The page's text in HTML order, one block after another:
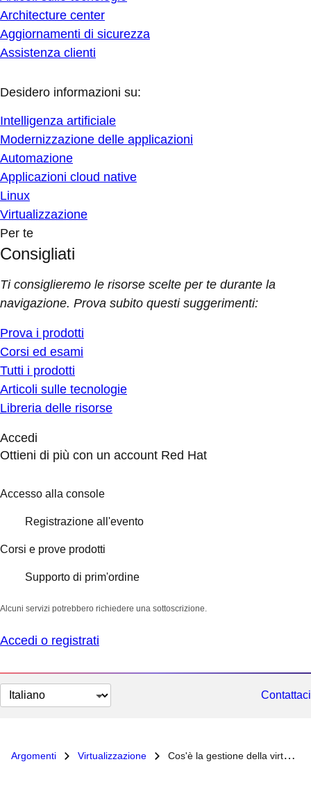
Architecture center
Aggiornamenti di sicurezza
Assistenza clienti
Desidero informazioni su:
Intelligenza artificiale
Modernizzazione delle applicazioni
Automazione
Applicazioni cloud native
Linux
Virtualizzazione
Per te
Consigliati
Ti consiglieremo le risorse scelte per te durante la
navigazione. Prova subito questi suggerimenti:
Prova i prodotti
Corsi ed esami
Tutti i prodotti
Articoli sulle tecnologie
Libreria delle risorse
Accedi
Ottieni di più con un account Red Hat
Accesso alla console
Registrazione all'evento
Corsi e prove prodotti
Supporto di prim'ordine
Alcuni servizi potrebbero richiedere una sottoscrizione.
Accedi o registrati
Cambia
lingua
Contattaci
Argomenti Virtualizzazione Cos'è la gestione della virtualizzazione?